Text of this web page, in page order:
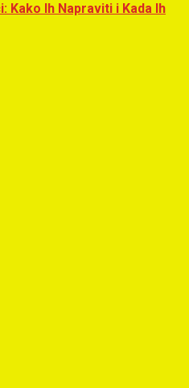
Kako Ih Napraviti i Kada Ih